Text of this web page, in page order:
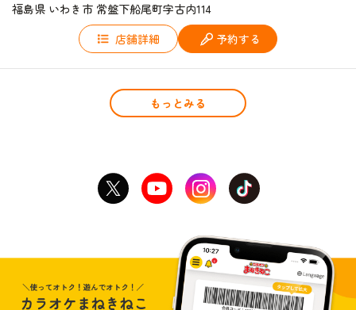
福島県 いわき市 常盤下船尾町字古内114
店舗詳細
予約する
もっとみる